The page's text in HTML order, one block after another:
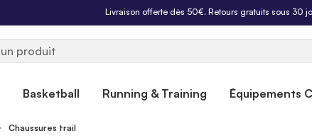
Livraison offerte dès 50€. Retours gratuits sous 30
Basketball Running & Training Équipements
Chaussures trail